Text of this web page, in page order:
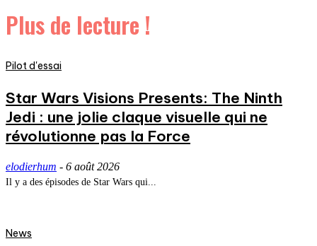
Plus de lecture !
Pilot d'essai
Star Wars Visions Presents: The Ninth
Jedi : une jolie claque visuelle qui ne
révolutionne pas la Force
elodierhum - 6 août 2026
Il y a des épisodes de Star Wars qui...
News